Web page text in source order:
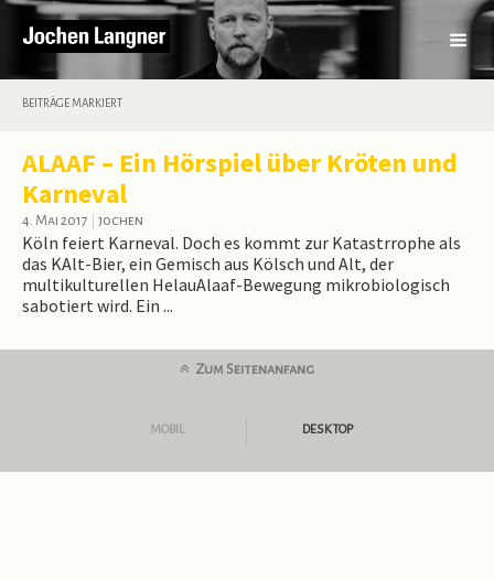
BEITRÄGE MARKIERT
ALAAF – Ein Hörspiel über Kröten und
Karneval
4. Mai 2017 jochen
Köln feiert Karneval. Doch es kommt zur Katastrrophe als
das KAlt-Bier, ein Gemisch aus Kölsch und Alt, der
multikulturellen HelauAlaaf-Bewegung mikrobiologisch
sabotiert wird. Ein ...
Zum Seitenanfang
MOBIL DESKTOP